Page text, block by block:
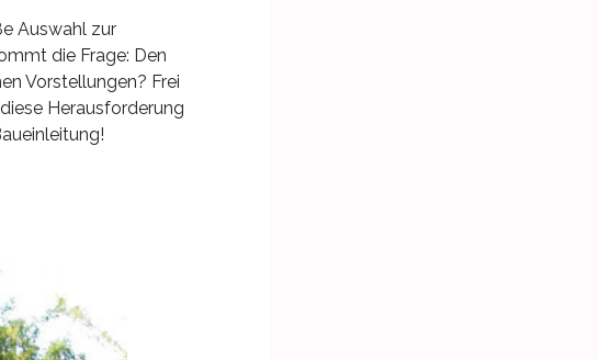
Auswahl zur
die Frage: Den
Vorstellungen? Frei
Herausforderung